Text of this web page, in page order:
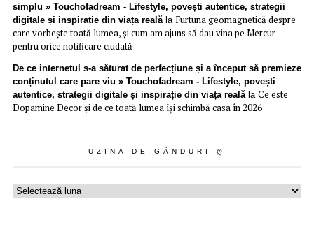
simplu » Touchofadream - Lifestyle, povești autentice, strategii
digitale și inspirație din viața realăla Furtuna geomagnetică despre
care vorbește toată lumea, și cum am ajuns să dau vina pe Mercur
pentru orice notificare ciudată
De ce internetul s-a săturat de perfecțiune și a început să premieze
conținutul care pare viu » Touchofadream - Lifestyle, povești
autentice, strategii digitale și inspirație din viața realăla Ce este
Dopamine Decor și de ce toată lumea își schimbă casa în 2026
UZINA DE GÂNDURI Ღ
Uzina